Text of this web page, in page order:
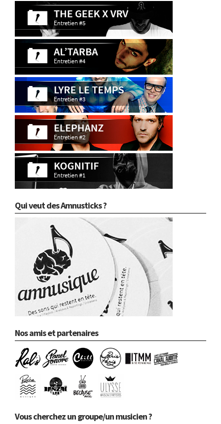
Qui veut des Amnusticks ?
Nos amis et partenaires
Vous cherchez un groupe/un musicien ?